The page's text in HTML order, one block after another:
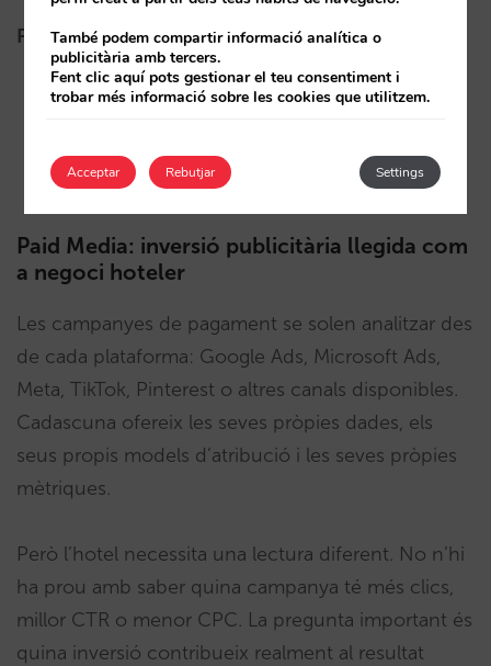
Pregunta que respon
quina demanda arriba a la meva
quina part del funnel es pot millorar?
Paid Media: inversió publicitària llegida com
a negoci hoteler
Les campanyes de pagament se solen analitzar des
de cada plataforma: Google Ads, Microsoft Ads,
Meta, TikTok, Pinterest o altres canals disponibles.
Cadascuna ofereix les seves pròpies dades, els
seus propis models d’atribució i les seves pròpies
mètriques.
Però l’hotel necessita una lectura diferent. No n’hi
ha prou amb saber quina campanya té més clics,
millor CTR o menor CPC. La pregunta important és
quina inversió contribueix realment al resultat
També podem compartir informació analítica o
publicitària amb tercers.
Fent clic aquí pots gestionar el teu consentiment i
trobar més informació sobre les cookies que utilitzem.
Acceptar Settings
Rebutjar